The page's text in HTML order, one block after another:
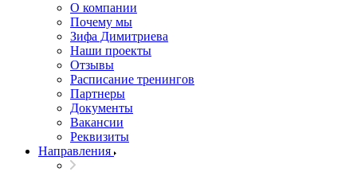
О компании
Почему мы
Зифа Димитриева
Наши проекты
Отзывы
Расписание тренингов
Партнеры
Документы
Вакансии
Реквизиты
Направления